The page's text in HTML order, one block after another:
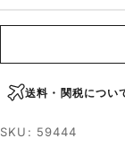
送料・関税につい
SKU: 59444